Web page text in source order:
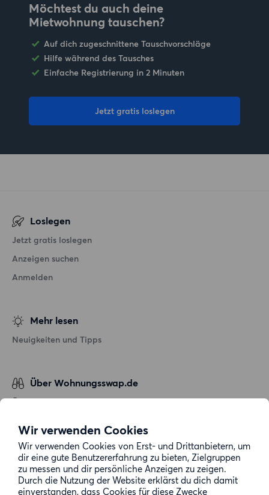
Wir verwenden Cookies
Wir verwenden Cookies von Erst- und Drittanbietern, um
dir eine gute Benutzererfahrung zu bieten, Zielgruppen
zu messen und dir persönliche Anzeigen zu zeigen.
Durch die Nutzung der Website erklärst du dich damit
einverstanden, dass Cookies für diese Zwecke
Möchtest du auch deine
Mietwohnung tauschen?
Auf dich zugeschnittene Tauschvorschläge
Hilfe während des Tausches
Einfache Registrierung in 2 Minuten
Jetzt gratis loslegen
Loslegen
Jetzt gratis loslegen
Anzeigen suchen
Anmelden
Mehr lesen
Neuigkeiten und Tipps
Über Wohnungsswap.de
Über uns
Datenschutz
Cookie-Richtlinie